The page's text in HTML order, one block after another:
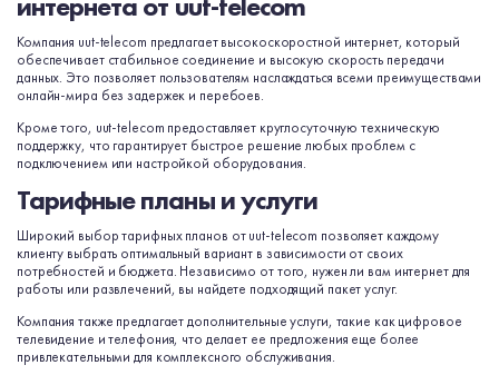
Компания uut-telecom предлагает высокоскоростной интернет, который
обеспечивает стабильное соединение и высокую скорость передачи
данных. Это позволяет пользователям наслаждаться всеми преимуществами
онлайн-мира без задержек и перебоев.
Кроме того, uut-telecom предоставляет круглосуточную техническую
поддержку, что гарантирует быстрое решение любых проблем с
подключением или настройкой оборудования.
Тарифные планы и услуги
Широкий выбор тарифных планов от uut-telecom позволяет каждому
клиенту выбрать оптимальный вариант в зависимости от своих
потребностей и бюджета. Независимо от того, нужен ли вам интернет для
работы или развлечений, вы найдете подходящий пакет услуг.
Компания также предлагает дополнительные услуги, такие как цифровое
телевидение и телефония, что делает ее предложения еще более
привлекательными для комплексного обслуживания.